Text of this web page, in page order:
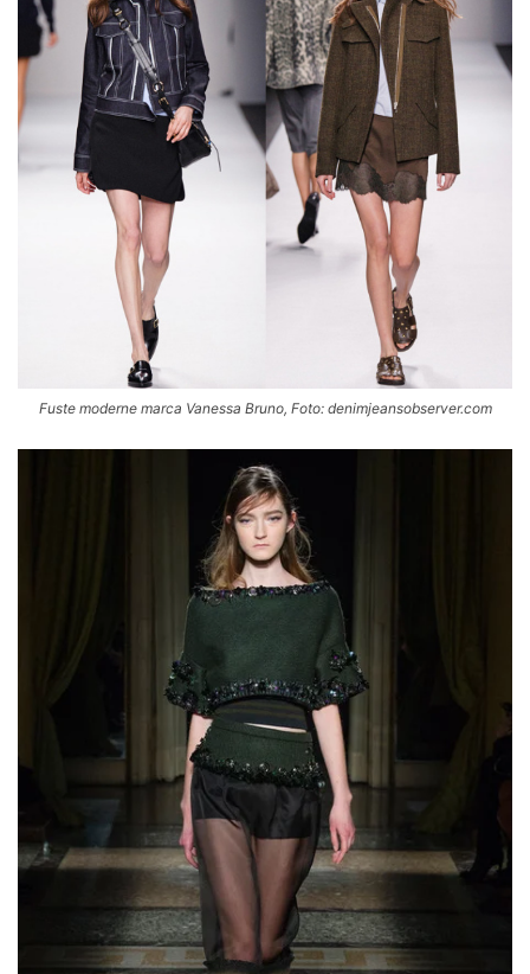
Fuste moderne marca Vanessa Bruno, Foto: denimjeansobserver.com